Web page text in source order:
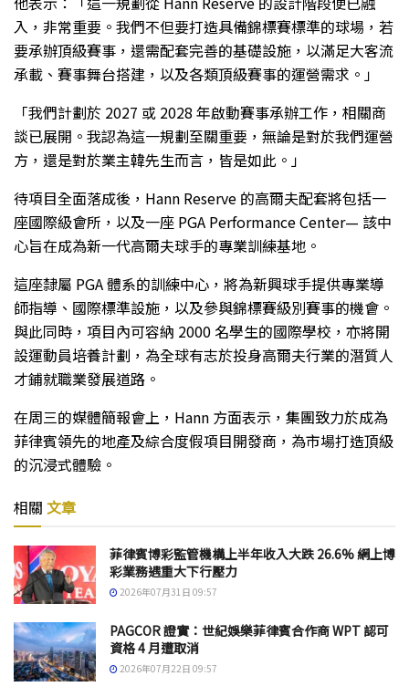
入，非常重要。我們不但要打造具備錦標賽標準的球場，若
要承辦頂級賽事，還需配套完善的基礎設施，以滿足大客流
承載、賽事舞台搭建，以及各類頂級賽事的運營需求。」
「我們計劃於 2027 或 2028 年啟動賽事承辦工作，相關商
談已展開。我認為這一規劃至關重要，無論是對於我們運營
方，還是對於業主韓先生而言，皆是如此。」
待項目全面落成後，Hann Reserve 的高爾夫配套將包括一
座國際級會所，以及一座 PGA Performance Center— 該中
心旨在成為新一代高爾夫球手的專業訓練基地。
這座隸屬 PGA 體系的訓練中心，將為新興球手提供專業導
師指導、國際標準設施，以及參與錦標賽級別賽事的機會。
與此同時，項目內可容納 2000 名學生的國際學校，亦將開
設運動員培養計劃，為全球有志於投身高爾夫行業的潛質人
才鋪就職業發展道路。
在周三的媒體簡報會上，Hann 方面表示，集團致力於成為
菲律賓領先的地產及綜合度假項目開發商，為市場打造頂級
的沉浸式體驗。
相關 文章
菲律賓博彩監管機構上半年收入大跌 26.6% 網上博
彩業務遇重大下行壓力
2026年07月31日 09:57
PAGCOR 證實：世紀娛樂菲律賓合作商 WPT 認可
資格 4 月遭取消
2026年07月22日 09:57